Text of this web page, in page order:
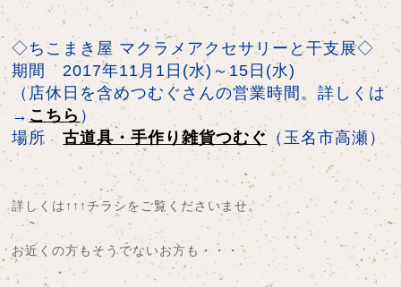
◇ちこまき屋 マクラメアクセサリーと干支展◇
期間 2017年11月1日(水)～15日(水)
（店休日を含めつむぐさんの営業時間。詳しくは
→こちら ）
場所古道具・手作り雑貨つむぐ （玉名市高瀬）
詳しくは↑↑↑チラシをご覧くださいませ。
お近くの方もそうでないお方も・・・